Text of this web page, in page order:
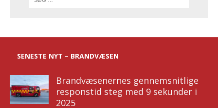
SENESTE NYT – BRANDVÆSEN
Brandvæsenernes gennemsnitlige
responstid steg med 9 sekunder i
2025